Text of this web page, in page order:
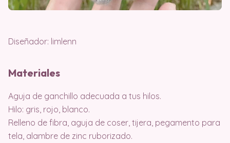
Diseñador: limlenn
Materiales
Aguja de ganchillo adecuada a tus hilos.
Hilo: gris, rojo, blanco.
Relleno de fibra, aguja de coser, tijera, pegamento para
tela, alambre de zinc ruborizado.